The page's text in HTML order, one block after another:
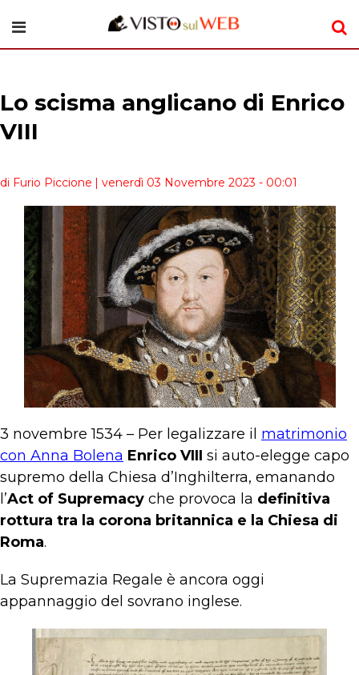
Lo scisma anglicano di Enrico
VIII
di Furio Piccione | venerdì 03 Novembre 2023 - 00:01
3 novembre 1534 – Per legalizzare il matrimonio
con Anna Bolena Enrico VIII si auto-elegge capo
supremo della Chiesa d’Inghilterra, emanando
l’Act of Supremacy che provoca la definitiva
rottura tra la corona britannica e la Chiesa di
Roma.
La Supremazia Regale è ancora oggi
appannaggio del sovrano inglese.